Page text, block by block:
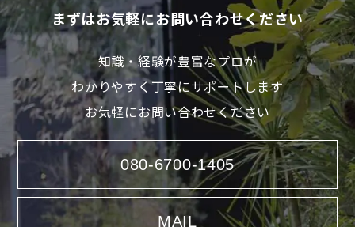
まずはお気軽にお問い合わせください
知識・経験が豊富なプロが
わかりやすく丁寧にサポートします
お気軽にお問い合わせください
080-6700-1405
MAIL